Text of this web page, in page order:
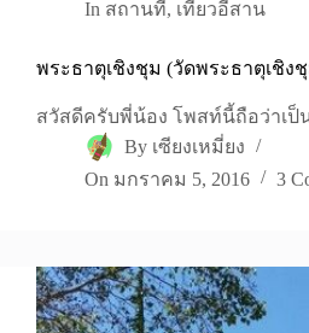
In สถานที่, เที่ยวอีสาน
พระธาตุเชิงชุม (วัดพระธาตุเชิง
สวัสดีครับพี่น้อง โพสท์นี้ถือว่าเ
By เซียงเหมี่ยง
On มกราคม 5, 2016 3